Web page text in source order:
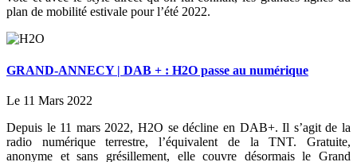
plan de mobilité estivale pour l’été 2022.
GRAND-ANNECY | DAB + : H2O passe au numérique
Le 11 Mars 2022
Depuis le 11 mars 2022, H2O se décline en DAB+. Il s’agit de la
radio numérique terrestre, l’équivalent de la TNT. Gratuite,
anonyme et sans grésillement, elle couvre désormais le Grand